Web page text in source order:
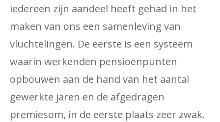
iedereen zijn aandeel heeft gehad in het
maken van ons een samenleving van
vluchtelingen. De eerste is een systeem
waarin werkenden pensioenpunten
opbouwen aan de hand van het aantal
gewerkte jaren en de afgedragen
premiesom, in de eerste plaats zeer zwak.